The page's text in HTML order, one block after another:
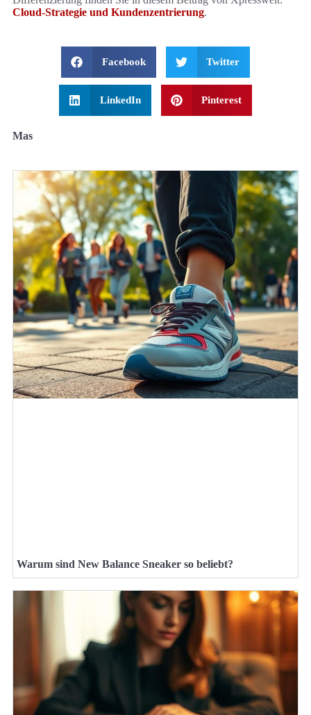
Cloud-Strategie und Kundenzentrierung.
Facebook Twitter
LinkedIn Pinterest
Mas
Warum sind New Balance Sneaker so beliebt?